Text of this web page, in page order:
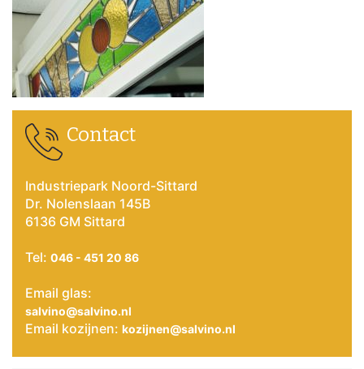
Contact
Industriepark Noord-Sittard
Dr. Nolenslaan 145B
6136 GM Sittard
Tel: 046 - 451 20 86
Email glas:
salvino@salvino.nl
Email kozijnen: kozijnen@salvino.nl